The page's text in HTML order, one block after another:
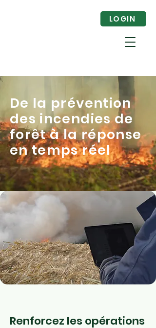
LOGIN
De la prévention
des incendies de
forêt à la réponse
en temps réel
Renforcez les opérations